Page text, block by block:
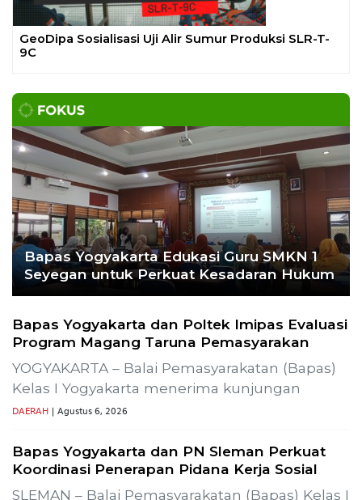
Gelar Media Gathering, Geodipa Ajak Media Diskusi
Pembangunan Proyek PLTP Dieng Unit 2
Bapas Yogyakarta Edukasi Guru SMKN 1
Seyegan untuk Perkuat Kesadaran Hukum
Bapas Yogyakarta dan Poltek Imipas Evaluasi
Program Magang Taruna Pemasyarakan
YOGYAKARTA – Balai Pemasyarakatan (Bapas)
Kelas I Yogyakarta menerima kunjungan
DAERAH | Agustus 6, 2026
Bapas Yogyakarta dan PN Sleman Perkuat
Koordinasi Penerapan Pidana Kerja Sosial
SLEMAN – Balai Pemasyarakatan (Bapas) Kelas I